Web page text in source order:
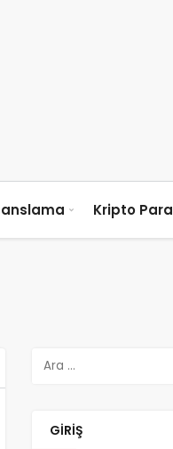
Kripto Para
GIRIŞ